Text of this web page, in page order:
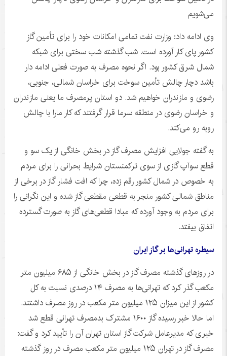
می‌شویم
وی ادامه داد: وزارت نفت تمامی امکانات خود را برای تأمین گاز
کشور پای کار آورده است. شب گذشته شب سختی برای شبکه
شمال شرق کشور بود. اگر نحوه مصرف به صورت فعلی ادامه دار
باشد دچار چالش تأمین سوخت برای خراسان شمالی، جنوبی،
رضوی و مازندران خواهیم شد. دو استان پرمصرف ما یعنی مازندران
و خراسان رضوی در منطقه سرما قرار گرفتند که کار مارا با چالش
روبهرو می‌کند.
به گفته جولاییافزایش مصرف گاز در بخش خانگی از یک سو و
قطعسوآپگازی از سوی ترکمنستان شرایط بحرانی را برای مردم
به خصوص در شمال کشور رقم زده، چرا که افت فشار گاز در برخی از
مناطق شمالی کشور منجر به قطعی مقطعی گاز شده و این نگرانی را
برای مردم به وجود آورده که مبادا قطعی‌های گاز به صورت گسترده
اتفاق بیفتد.
سیطره تهرانی‌ها بر گاز ایران
در روزهای گذشته مصرف گاز در بخش خانگی از ۶۸۵ میلیون متر
مکعب گذر کرد که تهرانی‌ها به مصرف ۱۴ درصدی نسبت به کل
کشور از این میزان ۱۲۵ میلیون متر مکعب در روز مصرف داشتند.
اما حالا خبر رسیده گاز ۱۶۰۰ مشترک بدمصرف تهرانی قطع شد
خبری که مدیرعامل شرکت گاز استان تهران آن را تأیید کرد و گفت:
مصرف گاز در تهران ۱۲۵ میلیون متر مکعب مصرف در روز گذشته